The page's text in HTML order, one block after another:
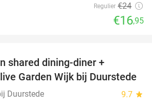
Regulier €24
€16,95
shared dining-diner +
Garden Wijk bij Duurstede
Duurstede 9.7 star